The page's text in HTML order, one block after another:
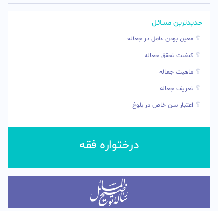
جدیدترین مسائل
معین بودن عامل در جعاله
کیفیت تحقق جعاله
ماهیت جعاله
تعریف جعاله
اعتبار سن خاص در بلوغ
درختواره فقه